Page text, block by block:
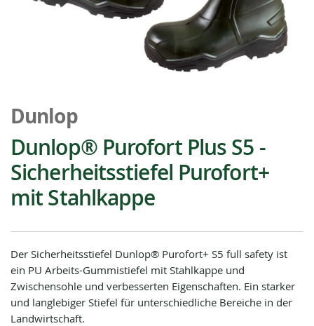
Anfang
der
Bildgalerie
springen
Dunlop
Dunlop® Purofort Plus S5 -
Sicherheitsstiefel Purofort+
mit Stahlkappe
Der Sicherheitsstiefel Dunlop® Purofort+ S5 full safety ist
ein PU Arbeits-Gummistiefel mit Stahlkappe und
Zwischensohle und verbesserten Eigenschaften. Ein starker
und langlebiger Stiefel für unterschiedliche Bereiche in der
Landwirtschaft.